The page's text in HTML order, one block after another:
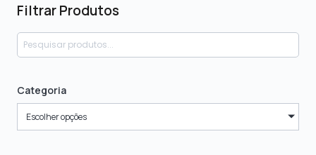
Filtrar Produtos
Categoria
Escolher opções